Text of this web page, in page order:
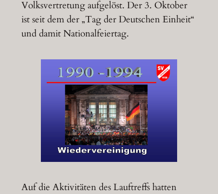
Volksvertretung aufgelöst. Der 3. Oktober
ist seit dem der „Tag der Deutschen Einheit“
und damit Nationalfeiertag.
Auf die Aktivitäten des Lauftreffs hatten